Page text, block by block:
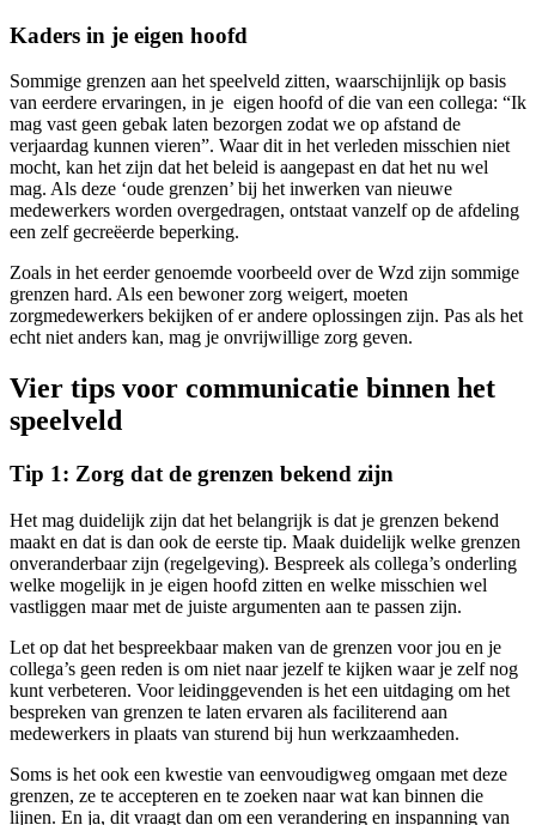
Kaders in je eigen hoofd
Sommige grenzen aan het speelveld zitten, waarschijnlijk op basis
van eerdere ervaringen, in je eigen hoofd of die van een collega: “Ik
mag vast geen gebak laten bezorgen zodat we op afstand de
verjaardag kunnen vieren”. Waar dit in het verleden misschien niet
mocht, kan het zijn dat het beleid is aangepast en dat het nu wel
mag. Als deze ‘oude grenzen’ bij het inwerken van nieuwe
medewerkers worden overgedragen, ontstaat vanzelf op de afdeling
een zelf gecreëerde beperking.
Zoals in het eerder genoemde voorbeeld over de Wzd zijn sommige
grenzen hard. Als een bewoner zorg weigert, moeten
zorgmedewerkers bekijken of er andere oplossingen zijn. Pas als het
echt niet anders kan, mag je onvrijwillige zorg geven.
Vier tips voor communicatie binnen het
speelveld
Tip 1: Zorg dat de grenzen bekend zijn
Het mag duidelijk zijn dat het belangrijk is dat je grenzen bekend
maakt en dat is dan ook de eerste tip. Maak duidelijk welke grenzen
onveranderbaar zijn (regelgeving). Bespreek als collega’s onderling
welke mogelijk in je eigen hoofd zitten en welke misschien wel
vastliggen maar met de juiste argumenten aan te passen zijn.
Let op dat het bespreekbaar maken van de grenzen voor jou en je
collega’s geen reden is om niet naar jezelf te kijken waar je zelf nog
kunt verbeteren. Voor leidinggevenden is het een uitdaging om het
bespreken van grenzen te laten ervaren als faciliterend aan
medewerkers in plaats van sturend bij hun werkzaamheden.
Soms is het ook een kwestie van eenvoudigweg omgaan met deze
grenzen, ze te accepteren en te zoeken naar wat kan binnen die
lijnen. En ja, dit vraagt dan om een verandering en inspanning van